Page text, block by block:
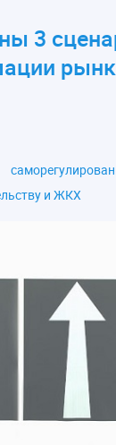
3
и ЖКХ